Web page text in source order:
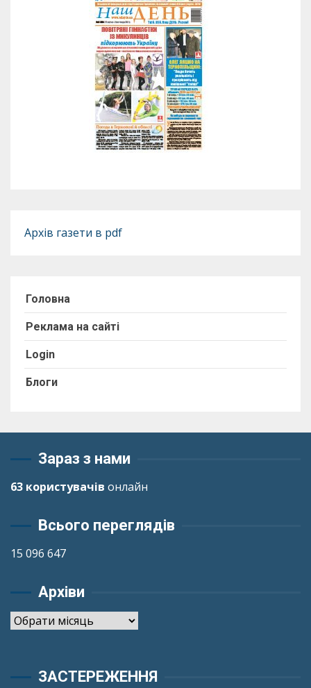
Архів газети в pdf
Головна
Реклама на сайті
Login
Блоги
Зараз з нами
63 користувачів онлайн
Всього переглядів
15 096 647
Архіви
Архіви
ЗАСТЕРЕЖЕННЯ